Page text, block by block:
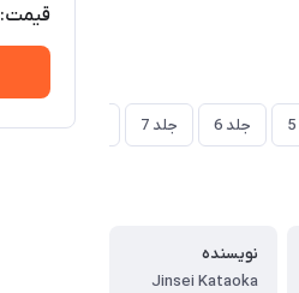
جلد 6 جلد 7 جلد 9
نویسنده
Jinsei Kataoka
قیمت: